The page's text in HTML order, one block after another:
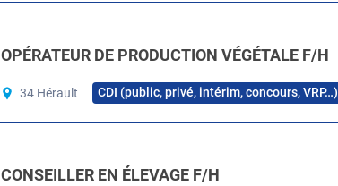
OPÉRATEUR DE PRODUCTION VÉGÉTALE F/H
34 Hérault CDI (public, privé, intérim, concours, VRP…)
CONSEILLER EN ÉLEVAGE F/H